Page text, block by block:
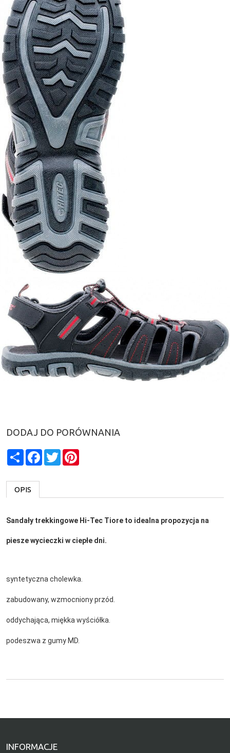
DODAJ DO PORÓWNANIA
ShareFacebook
Twitter
OPIS
Sandały trekkingowe Hi-Tec Tiore to idealna propozycja na
piesze wycieczki w ciepłe dni.
syntetyczna cholewka.
zabudowany, wzmocniony przód.
oddychająca, miękka wyściółka.
podeszwa z gumy MD.
INFORMACJE